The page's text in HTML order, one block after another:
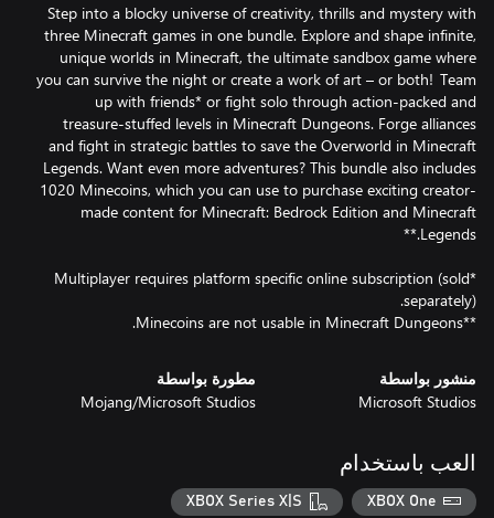
Step into a blocky universe of creativity, thrills and mystery with
three Minecraft games in one bundle. Explore and shape infinite,
unique worlds in Minecraft, the ultimate sandbox game where
you can survive the night or create a work of art – or both! Team
up with friends* or fight solo through action-packed and
treasure-stuffed levels in Minecraft Dungeons. Forge alliances
and fight in strategic battles to save the Overworld in Minecraft
Legends. Want even more adventures? This bundle also includes
1020 Minecoins, which you can use to purchase exciting creator-
made content for Minecraft: Bedrock Edition and Minecraft
*Multiplayer requires platform specific online subscription (sold
**Minecoins are not usable in Minecraft Dungeons.
منشور بواسطة
Microsoft Studios
مطورة بواسطة
Mojang/Microsoft Studios
العب باستخدام
XBOX One
XBOX Series X|S